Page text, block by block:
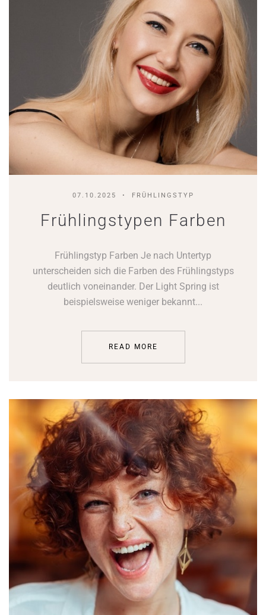
07.10.2025 FRÜHLINGSTYP
Frühlingstypen Farben
Frühlingstyp Farben Je nach Untertyp
unterscheiden sich die Farben des Frühlingstyps
deutlich voneinander. Der Light Spring ist
beispielsweise weniger bekannt...
READ MORE